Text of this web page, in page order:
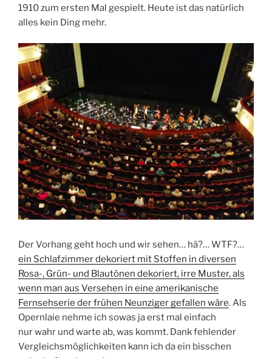
1910 zum ersten Mal gespielt. Heute ist das natürlich
alles kein Ding mehr.
Der Vorhang geht hoch und wir sehen… hä?… WTF?…
ein Schlafzimmer dekoriert mit Stoffen in diversen
Rosa-, Grün- und Blautönen dekoriert, irre Muster, als
wenn man aus Versehen in eine amerikanische
Fernsehserie der frühen Neunziger gefallen wäre. Als
Opernlaie nehme ich sowas ja erst mal einfach
nur wahr und warte ab, was kommt. Dank fehlender
Vergleichsmöglichkeiten kann ich da ein bisschen